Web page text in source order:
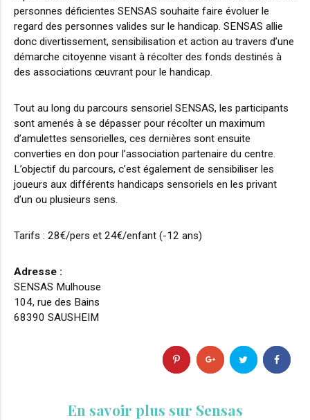
personnes déficientes SENSAS souhaite faire évoluer le
regard des personnes valides sur le handicap. SENSAS allie
donc divertissement, sensibilisation et action au travers d’une
démarche citoyenne visant à récolter des fonds destinés à
des associations œuvrant pour le handicap.
Tout au long du parcours sensoriel SENSAS, les participants
sont amenés à se dépasser pour récolter un maximum
d’amulettes sensorielles, ces dernières sont ensuite
converties en don pour l’association partenaire du centre.
L’objectif du parcours, c’est également de sensibiliser les
joueurs aux différents handicaps sensoriels en les privant
d’un ou plusieurs sens.
Tarifs : 28€/pers et 24€/enfant (-12 ans)
Adresse :
SENSAS Mulhouse
104, rue des Bains
68390 SAUSHEIM
En savoir plus sur Sensas